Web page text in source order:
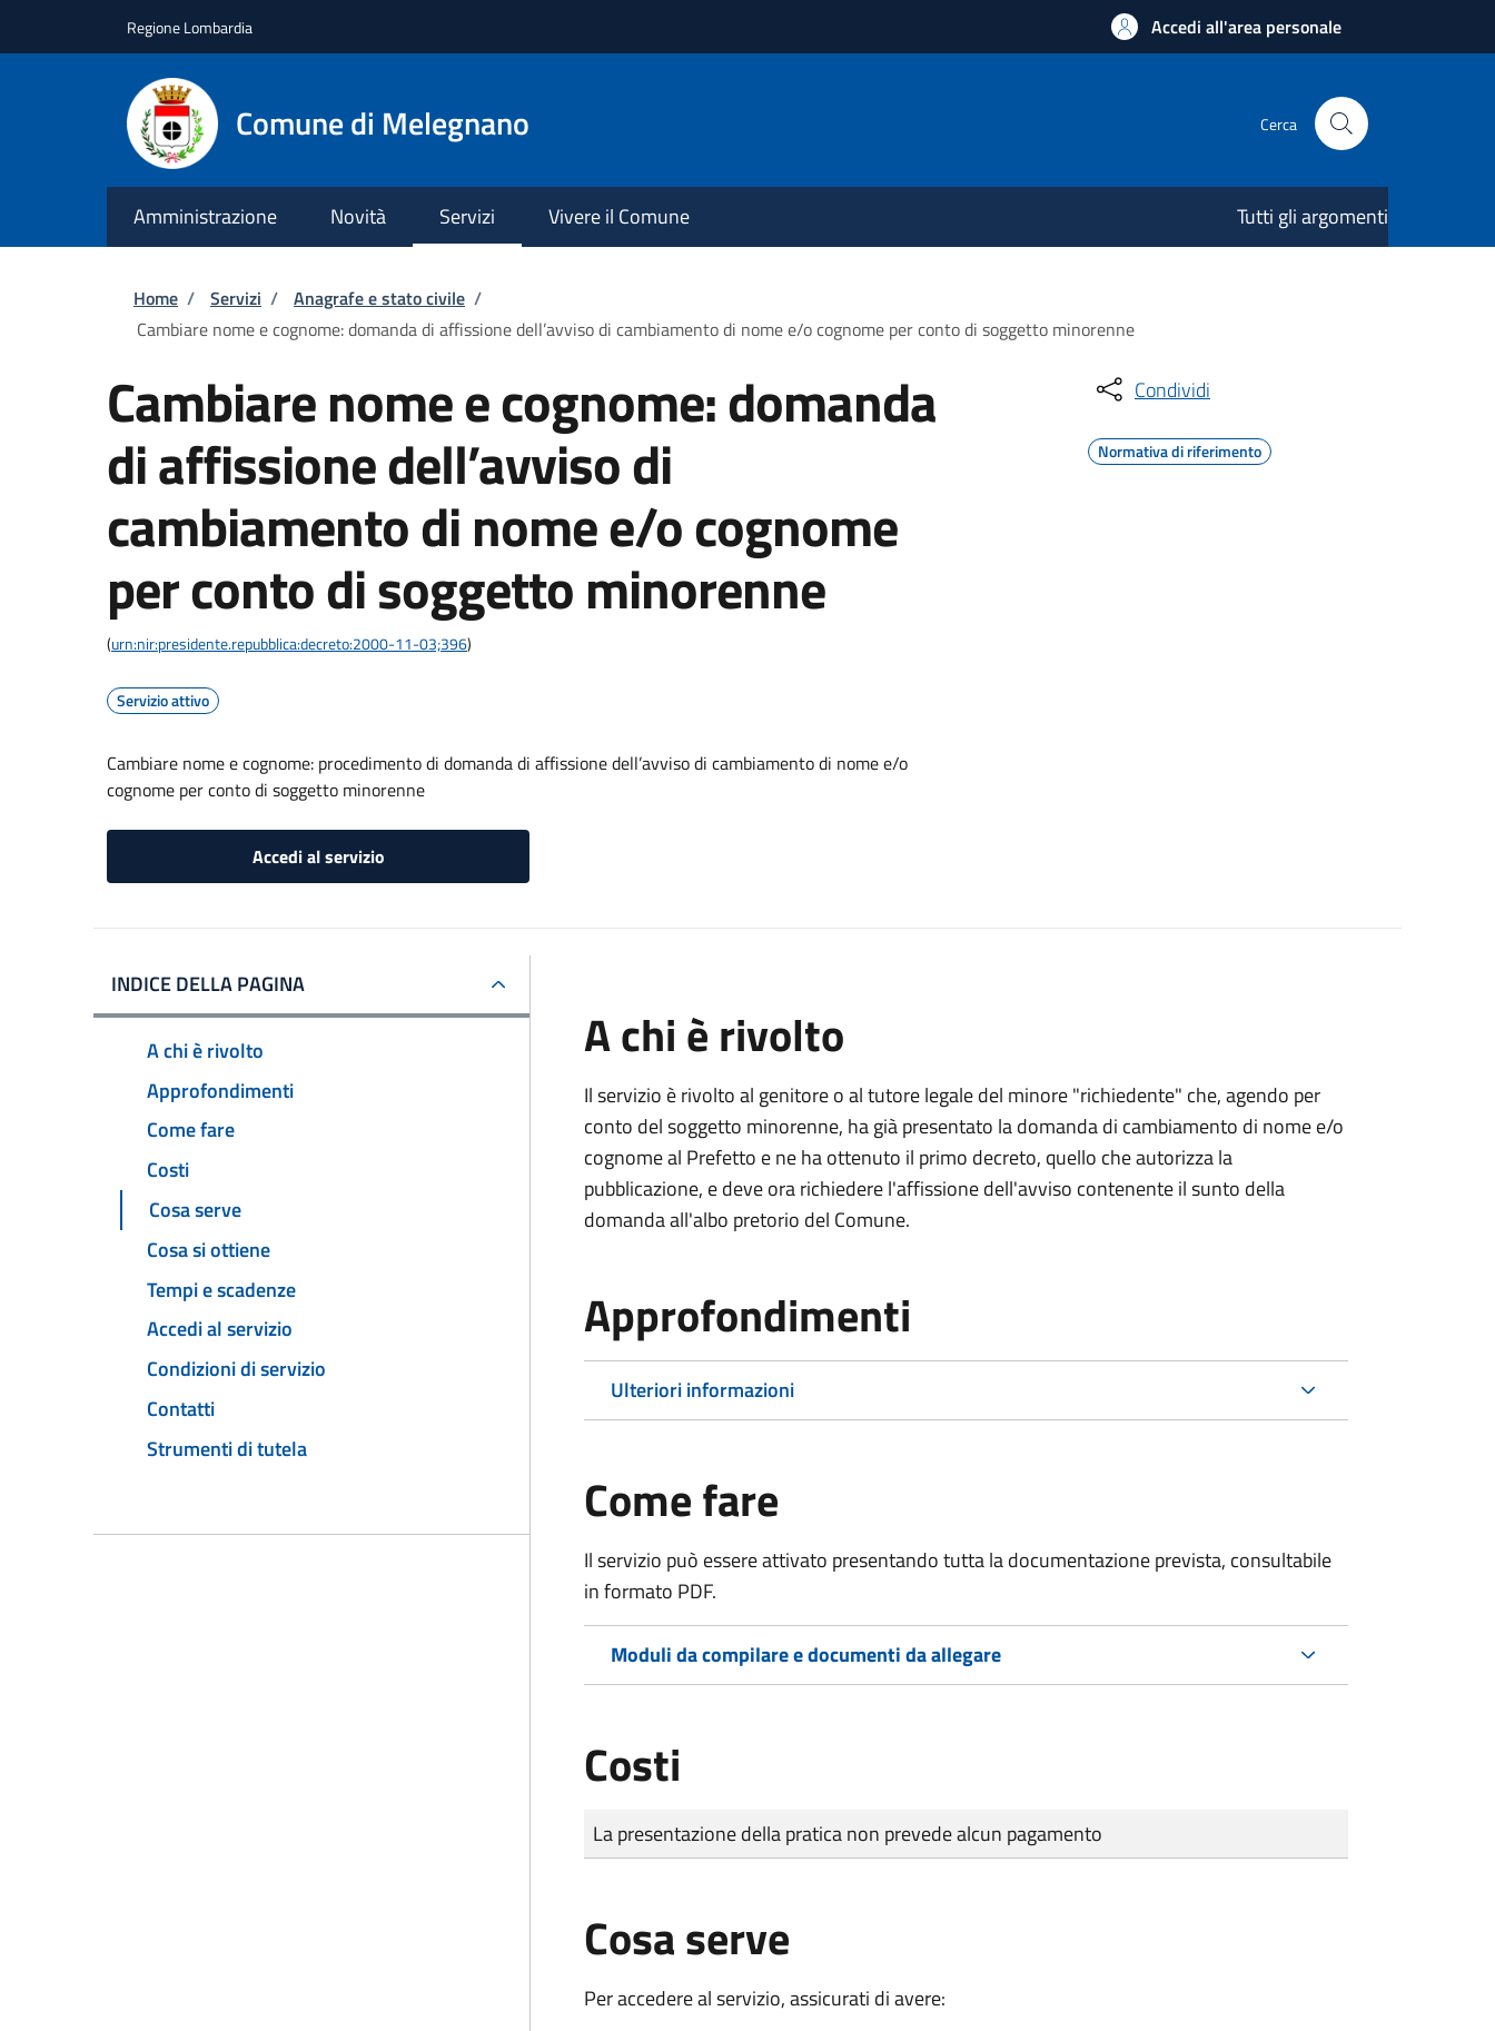
Regione Lombardia Accedi all'area personale
Comune di Melegnano Cerca
Amministrazione Novità Servizi Vivere il Comune Tutti gli argomenti
Briciole di pane
Home / Servizi / Anagrafe e stato civile /
Cambiare nome e cognome: domanda di affissione dell’avviso di cambiamento di nome e/o cognome per conto di soggetto minorenne
Cambiare nome e cognome: domanda
di affissione dell’avviso di
cambiamento di nome e/o cognome
per conto di soggetto minorenne
(urn:nir:presidente.repubblica:decreto:2000-11-03;396)
Servizio attivo
Cambiare nome e cognome: procedimento di domanda di affissione dell’avviso di cambiamento di nome e/o
cognome per conto di soggetto minorenne
Accedi al servizio
Condividi
Normativa di riferimento
INDICE DELLA PAGINA
A chi è rivolto
Approfondimenti
Come fare
Costi
Cosa serve
Cosa si ottiene
Tempi e scadenze
Accedi al servizio
Condizioni di servizio
Contatti
Strumenti di tutela
A chi è rivolto
Il servizio è rivolto al genitore o al tutore legale del minore "richiedente" che, agendo per
conto del soggetto minorenne, ha già presentato la domanda di cambiamento di nome e/o
cognome al Prefetto e ne ha ottenuto il primo decreto, quello che autorizza la
pubblicazione, e deve ora richiedere l'affissione dell'avviso contenente il sunto della
domanda all'albo pretorio del Comune.
Approfondimenti
Ulteriori informazioni
Come fare
Il servizio può essere attivato presentando tutta la documentazione prevista, consultabile
in formato PDF.
Moduli da compilare e documenti da allegare
Costi
Tipo di pagamento
Importo
La presentazione della pratica non prevede alcun pagamento
Cosa serve
Per accedere al servizio, assicurati di avere: